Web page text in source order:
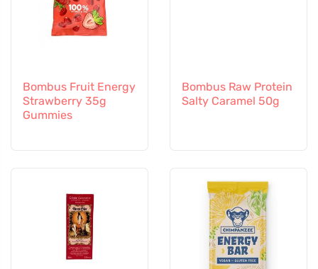
Bombus Fruit Energy
Strawberry 35g
Gummies
Bombus Raw Protein
Salty Caramel 50g